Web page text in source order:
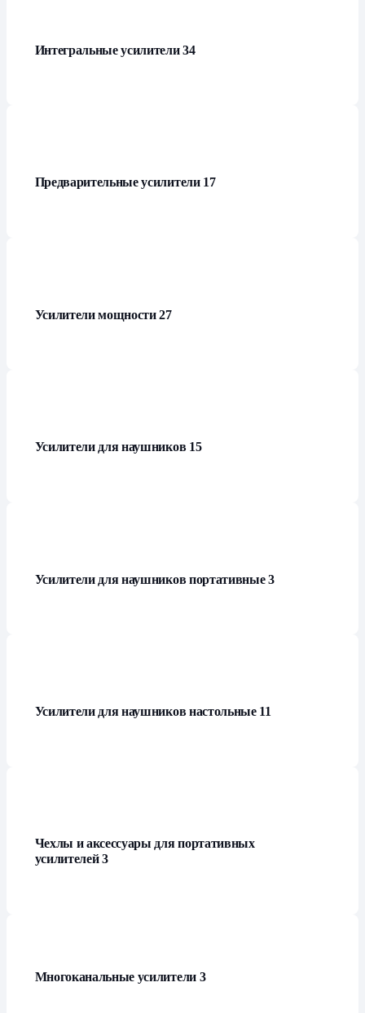
Интегральные усилители34
Предварительные усилители 17
Усилители мощности27
Усилители для наушников 15
Усилители для наушников портативные3
Усилители для наушников настольные 11
Чехлы и аксессуары для портативных
усилителей3
Многоканальные усилители 3